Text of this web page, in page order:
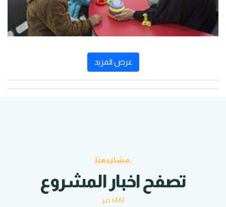
عرض المزيد
مشاريعنا
تصفح اخبار المشروع
(46) خبر